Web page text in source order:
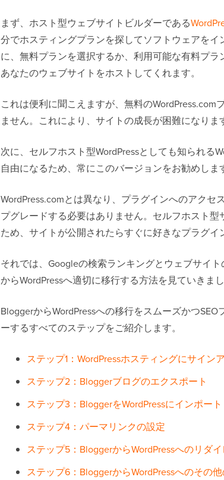
まず、ホスト型ウェブサイトビルダーである
分でホスティングプランを探してソフトウェアを
に、無料プランを選択するか、利用可能な有料プ
あなたのウェブサイトをホストしてくれます。
これは便利に聞こえますが、無料の
ません。これにより、サイトの成長が困難になりま
次に、セルフホスト型WordPressとしても知られる
自由になるため、常にこのバージョンをお勧めしま
WordPress.comとは異なり、プラグインへのアク
プグレードする必要はありません。セルフホスト
ため、サイトが公開されたらすぐに好きなプラグイ
それでは、Googleの検索ランキングとウェブサイ
からWordPressへ適切に移行する方法を見ていきまし
BloggerからWordPressへの移行をスムーズかつ
ーするすべてのステップをご紹介します。
ステップ1：WordPressホスティングにサイン
ステップ2：Bloggerブログのエクスポート
ステップ3：BloggerをWordPressにインポート
ステップ4：パーマリンクの設定
ステップ5：BloggerからWordPressへのリダ
ステップ6：BloggerからWordPressへのその